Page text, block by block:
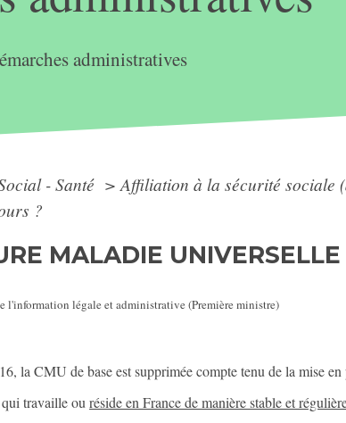
administratives
- Santé > Affiliation à la sécurité sociale
?
MALADIE
l'information légale et administrative (Première ministre)
la CMU de base est supprimée compte tenu de la mise
qui travaille ouréside en France de manière stable et